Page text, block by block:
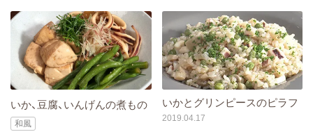
いか、豆腐、いんげんの煮もの
和風
いかとグリンピースのピラフ
2019.04.17